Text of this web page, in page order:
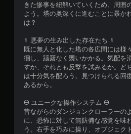
きた惨事を紐解いていくため、周囲
よう。塔の奥深くに進むことに暴か
は？
☿ 悪夢の生み出した存在たち ☿
既に無人と化した塔の各広間には様
徊し、躊躇なく襲いかかる。気配を
すか、それとも反撃を試みるか。ど
は十分気を配ろう。見つけられる回
あるから。
🜔 ユニークな操作システム 🜔
昔ながらのダンジョンクローラーの
に、恐怖に対して無防備な感覚を味
う。右手を巧みに操り、オブジェク